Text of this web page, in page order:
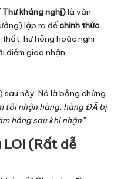
kháng nghị)là văn
lập ra đểchính thức
thất, hư hỏng hoặc nghi
điểm giao nhận.
sau này. Nó là bằng chứng
tôi nhận hàng, hàng ĐÃ bị
hỏng sau khi nhận”.
(Rất dễ